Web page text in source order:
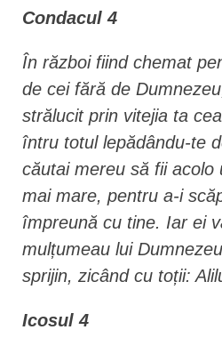
Condacul 4
În război fiind chemat
de cei fără de
strălucit prin vitejia ta
întru totul lepădându-te
căutai mereu să fii acolo
mai mare, pentru a-i
împreună cu tine. Iar ei
mulțumeau lui
sprijin, zicând cu toții:
Icosul 4